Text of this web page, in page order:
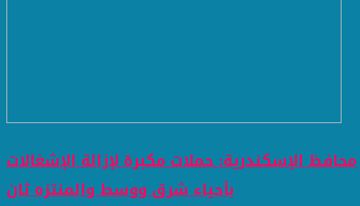
محافظ الإسكندرية: حملات مكبرة لإزالة الإشغالات
بأحياء شرق ووسط والمنتزه ثان